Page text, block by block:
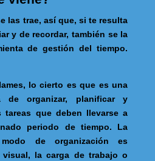
las trae, así que, si te resulta
y de recordar, también se la
de gestión del tiempo.
lo cierto es que es una
de organizar, planificar y
tareas que deben llevarse a
periodo de tiempo. La
de organización es
visual, la carga de trabajo o